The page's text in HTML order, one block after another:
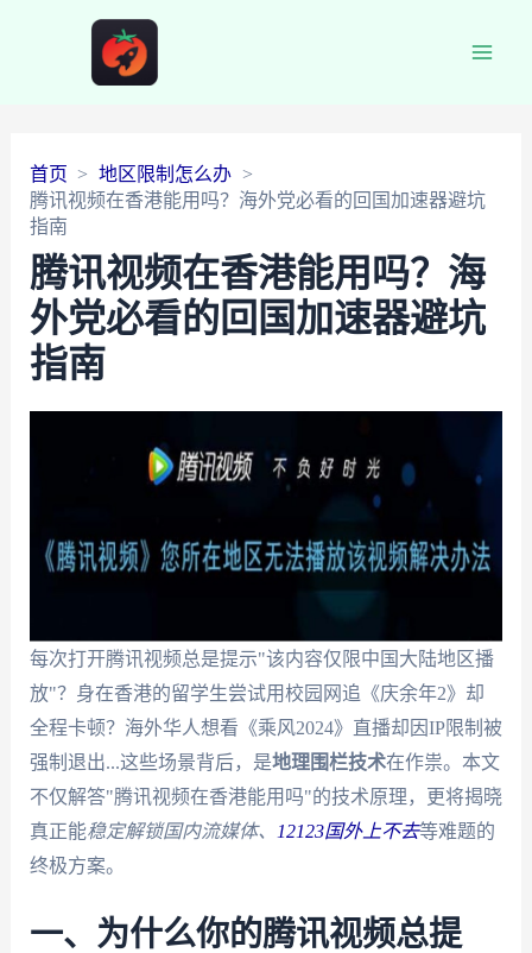
首页
地区限制怎么办
腾讯视频在香港能用吗？海外党必看的回国加速器避坑
指南
腾讯视频在香港能用吗？海
外党必看的回国加速器避坑
指南
每次打开腾讯视频总是提示"该内容仅限中国大陆地区播
放"？身在香港的留学生尝试用校园网追《庆余年2》却
全程卡顿？海外华人想看《乘风2024》直播却因IP限制被
强制退出...这些场景背后，是地理围栏技术在作祟。本文
不仅解答"腾讯视频在香港能用吗"的技术原理，更将揭晓
真正能稳定解锁国内流媒体、 12123国外上不去等难题的
终极方案。
一、为什么你的腾讯视频总提